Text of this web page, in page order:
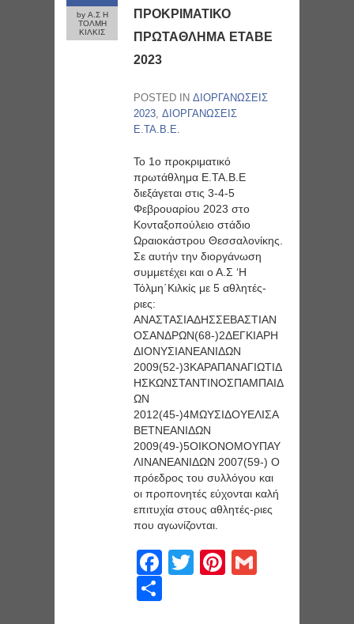
by Α.Σ Η
ΤΟΛΜΗ
ΚΙΛΚΙΣ
ΠΡΟΚΡΙΜΑΤΙΚΟ
ΠΡΩΤΑΘΛΗΜΑ ΕΤΑΒΕ
2023
POSTED IN ΔΙΟΡΓΑΝΩΣΕΙΣ
2023 ΔΙΟΡΓΑΝΩΣΕΙΣ
Ε.ΤΑ.Β.Ε.
Το 1ο προκριματικό
πρωτάθλημα Ε.ΤΑ.Β.Ε
διεξάγεται στις 3-4-5
Φεβρουαρίου 2023 στο
Κονταξοπούλειο στάδιο
Ωραιοκάστρου Θεσσαλονίκης.
Σε αυτήν την διοργάνωση
συμμετέχει και ο Α.Σ ‘Η
Τόλμη΄Κιλκίς με 5 αθλητές-
ριες:
ΑΝΑΣΤΑΣΙΑΔΗΣΣΕΒΑΣΤΙΑΝ
ΟΣΑΝΔΡΩΝ(68-)2ΔΕΓΚΙΑΡΗ
ΔΙΟΝΥΣΙΑΝΕΑΝΙΔΩΝ
2009(52-)3ΚΑΡΑΠΑΝΑΓΙΩΤΙΔ
ΗΣΚΩΝΣΤΑΝΤΙΝΟΣΠΑΜΠΑΙΔ
ΩΝ
2012(45-)4ΜΩΥΣΙΔΟΥΕΛΙΣΑ
ΒΕΤΝΕΑΝΙΔΩΝ
2009(49-)5ΟΙΚΟΝΟΜΟΥΠΑΥ
ΛΙΝΑΝΕΑΝΙΔΩΝ 2007(59-) O
πρόεδρος του συλλόγου και
οι προπονητές εύχονται καλή
επιτυχία στους αθλητές-ριες
που αγωνίζονται.
F
T
Pi